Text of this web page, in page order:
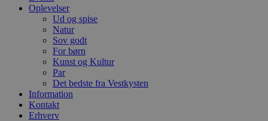
Oplevelser
Ud og spise
Natur
Sov godt
For børn
Kunst og Kultur
Par
Det bedste fra Vestkysten
Information
Kontakt
Erhverv